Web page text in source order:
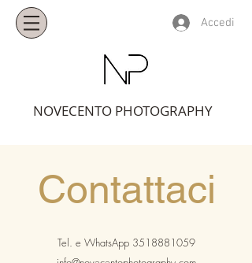
Accedi
NOVECENTO PHOTOGRAPHY
Contattaci
Tel. e WhatsApp 3518881059